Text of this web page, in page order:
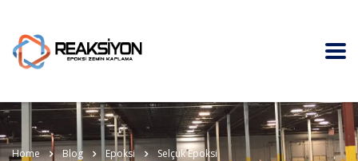
Home Blog Epoksi Selçuk Epoksi